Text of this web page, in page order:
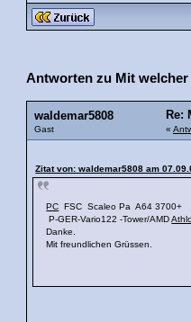
Antworten zu Mit welcher
waldemar5808
Gast
Re:
«
Zitat von: waldemar5808 am
PC FSC Scaleo Pa A64 3700+
P-GER-Vario122 -Tower/AMD
Danke.
Mit freundlichen Grüssen.